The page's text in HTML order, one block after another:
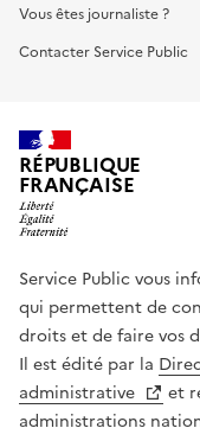
Vous êtes journaliste ?
Contacter Service Public
RÉPUBLIQUE
FRANÇAISE
Service Public vous
qui permettent de
droits et de faire vos
Il est édité par la
administrative
et
administrations